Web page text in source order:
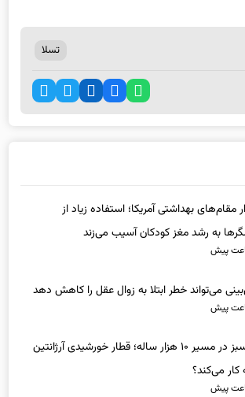
تسلا
مقام‌های بهداشتی آمریکا؛ استفاده زیاد از
به رشد مغز کودکان آسیب می‌زند
می‌تواند خطر ابتلا به زوال عقل را کاهش دهد
سفر سبز در مسیر ۱۰ هزار ساله؛ قطار خورشیدی آرژانتین
کار می‌کند؟